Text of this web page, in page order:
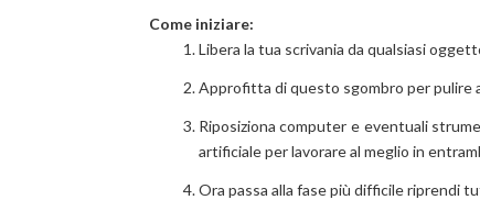
Come iniziare:
Libera la tua scrivania da qualsiasi
Approfitta di questo sgombro per pulire
Riposiziona computer e eventuali
artificiale per lavorare al meglio in
Ora passa alla fase più difficile riprendi